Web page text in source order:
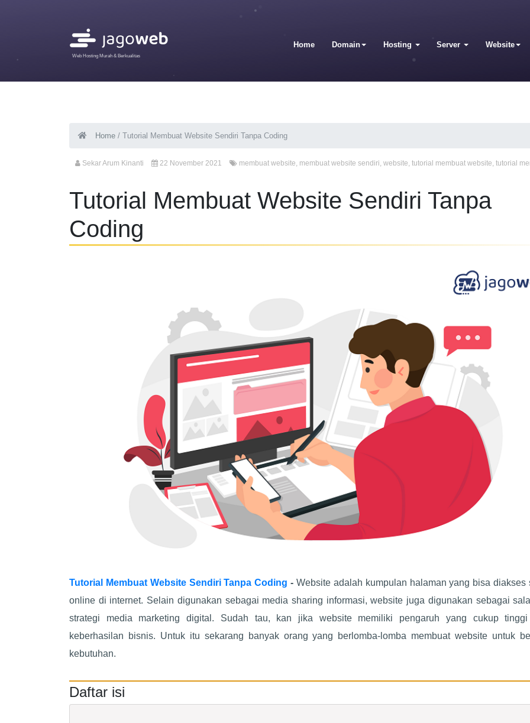
Web Hosting Murah & Berkualitas
Home Domain Hosting Server Website
Home / Tutorial Membuat Website Sendiri Tanpa Coding
Sekar Arum Kinanti 22 November 2021 membuat website, membuat website sendiri, website, tutorial membuat website, tutorial
Tutorial Membuat Website Sendiri Tanpa
Coding
Tutorial Membuat Website Sendiri Tanpa Coding -Website adalah kumpulan halaman yang bisa diakses
online di internet. Selain digunakan sebagai media sharing informasi, website juga digunakan sebagai
strategi media marketing digital. Sudah tau, kan jika website memiliki pengaruh yang cukup
keberhasilan bisnis. Untuk itu sekarang banyak orang yang berlomba-lomba membuat website untuk
kebutuhan.
Daftar isi